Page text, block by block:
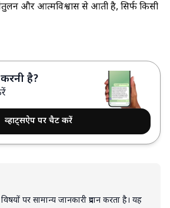
और आत्मविश्वास से आती है, सिर्फ किसी
है?
व्हाट्सऐप पर चैट करें
पर सामान्य जानकारी प्रदान करता है। यह